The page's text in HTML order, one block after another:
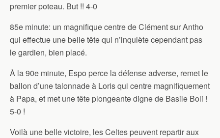
premier poteau. But !! 4-0
85e minute: un magnifique centre de Clément sur Antho
qui effectue une belle tête qui n’inquiète cependant pas
le gardien, bien placé.
À la 90e minute, Espo perce la défense adverse, remet le
ballon d’une talonnade à Loris qui centre magnifiquement
à Papa, et met une tête plongeante digne de Basile Boli !
5-0 !
Voilà une belle victoire, les Celtes peuvent repartir aux